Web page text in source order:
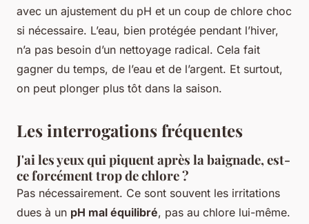
avec un ajustement du pH et un coup de chlore choc
si nécessaire. L’eau, bien protégée pendant l’hiver,
n’a pas besoin d’un nettoyage radical. Cela fait
gagner du temps, de l’eau et de l’argent. Et surtout,
on peut plonger plus tôt dans la saison.
Les interrogations fréquentes
J'ai les yeux qui piquent après la baignade, est-
ce forcément trop de chlore ?
Pas nécessairement. Ce sont souvent les irritations
dues à un pH mal équilibré, pas au chlore lui-même.